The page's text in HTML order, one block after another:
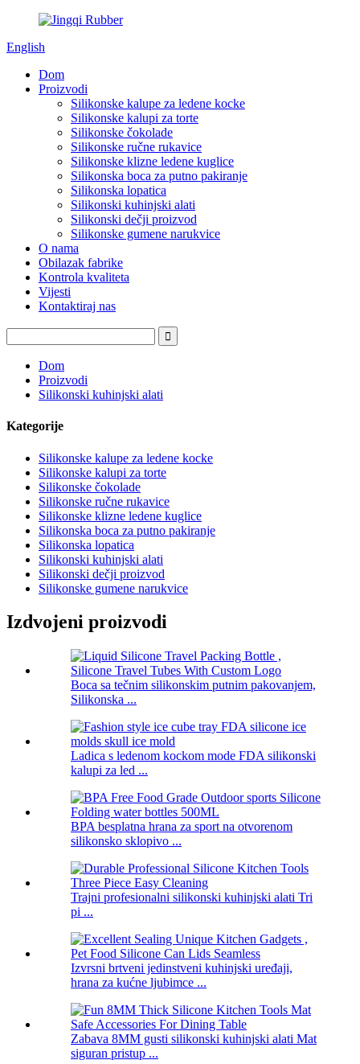
English
Dom
Proizvodi
Silikonske kalupe za ledene kocke
Silikonske kalupi za torte
Silikonske čokolade
Silikonske ručne rukavice
Silikonske klizne ledene kuglice
Silikonska boca za putno pakiranje
Silikonska lopatica
Silikonski kuhinjski alati
Silikonski dečji proizvod
Silikonske gumene narukvice
O nama
Obilazak fabrike
Kontrola kvaliteta
Vijesti
Kontaktiraj nas
Dom
Proizvodi
Silikonski kuhinjski alati
Kategorije
Silikonske kalupe za ledene kocke
Silikonske kalupi za torte
Silikonske čokolade
Silikonske ručne rukavice
Silikonske klizne ledene kuglice
Silikonska boca za putno pakiranje
Silikonska lopatica
Silikonski kuhinjski alati
Silikonski dečji proizvod
Silikonske gumene narukvice
Izdvojeni proizvodi
Boca sa tečnim silikonskim putnim pakovanjem,
Silikonska ...
Ladica s ledenom kockom mode FDA silikonski
kalupi za led ...
BPA besplatna hrana za sport na otvorenom
silikonsko sklopivo ...
Trajni profesionalni silikonski kuhinjski alati Tri
pi ...
Izvrsni brtveni jedinstveni kuhinjski uređaji,
hrana za kućne ljubimce ...
Zabava 8MM gusti silikonski kuhinjski alati Mat
siguran pristup ...